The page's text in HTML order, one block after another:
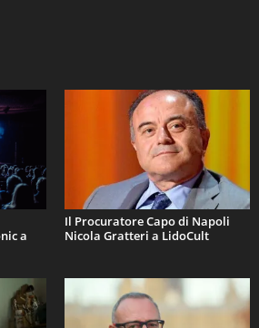
a
Il Procuratore Capo di Napoli
Nicola Gratteri a LidoCult